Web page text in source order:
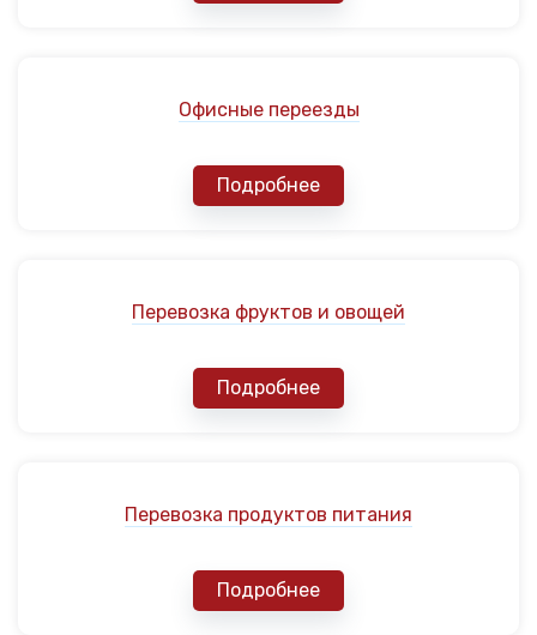
Офисные переезды
Подробнее
Перевозка фруктов и овощей
Подробнее
Перевозка продуктов питания
Подробнее